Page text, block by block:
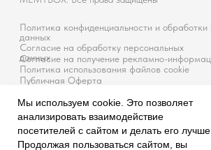
Мы используем cookie. Это позволяет
анализировать взаимодействие
посетителей с сайтом и делать его лучше.
Продолжая пользоваться сайтом, вы